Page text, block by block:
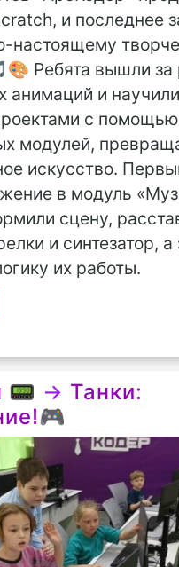
и последнее
настоящему
Ребята вышли за
анимаций и
с помощью
модулей,
искусство.
в модуль
сцену,
и синтезатор, а
их работы.
📟 → Танки: